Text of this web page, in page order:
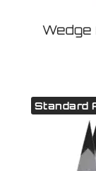
Standard